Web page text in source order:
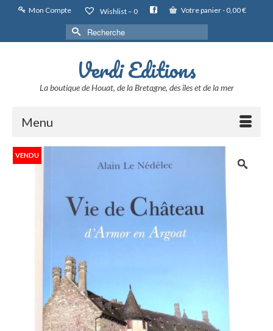
Mon Compte Wishlist – 0 Votre panier- 0,00€
Rechercher :
Verdi Editions
La boutique de Houat, de la Bretagne, des îles et de la mer
Menu
VENDU